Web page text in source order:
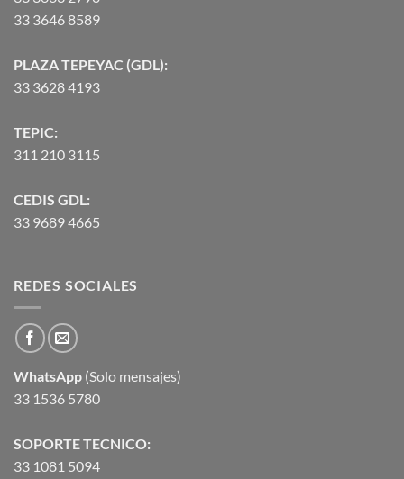
33 3646 8589
PLAZA TEPEYAC (GDL):
33 3628 4193
TEPIC:
311 210 3115
CEDIS GDL:
33 9689 4665
REDES SOCIALES
WhatsApp (Solo mensajes)
33 1536 5780
SOPORTE TECNICO:
33 1081 5094